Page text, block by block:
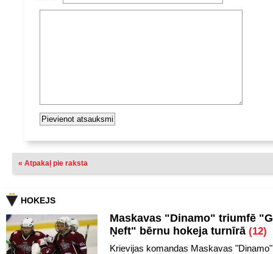
« Atpakaļ pie raksta
HOKEJS
Maskavas "Dinamo" triumfē
Ņeft" bērnu hokeja turnīrā (12)
Krievijas komandas Maskavas